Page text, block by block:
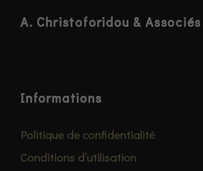
A. Christoforidou & Associés
Informations
Politique de confidentialité
Conditions d’utilisation